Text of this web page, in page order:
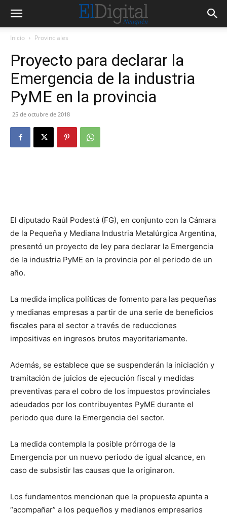
Inicio Provinciales
Proyecto para declarar la
Emergencia de la industria
PyME en la provincia
25 de octubre de 2018
El diputado Raúl Podestá (FG), en conjunto con la Cámara
de la Pequeña y Mediana Industria Metalúrgica Argentina,
presentó un proyecto de ley para declarar la Emergencia
de la industria PyME en la provincia por el periodo de un
año.
La medida implica políticas de fomento para las pequeñas
y medianas empresas a partir de una serie de beneficios
fiscales para el sector a través de reducciones
impositivas en ingresos brutos mayoritariamente.
Además, se establece que se suspenderán la iniciación y
tramitación de juicios de ejecución fiscal y medidas
preventivas para el cobro de los impuestos provinciales
adeudados por los contribuyentes PyME durante el
periodo que dure la Emergencia del sector.
La medida contempla la posible prórroga de la
Emergencia por un nuevo periodo de igual alcance, en
caso de subsistir las causas que la originaron.
Los fundamentos mencionan que la propuesta apunta a
“acompañar” a los pequeños y medianos empresarios